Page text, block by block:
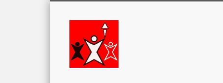
Centre